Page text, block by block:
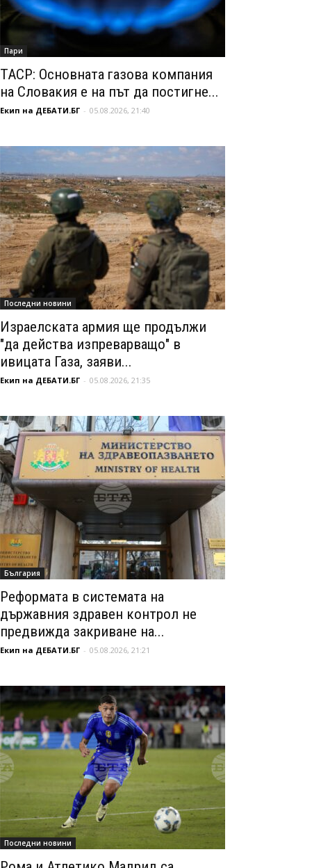
Пари
ТАСР: Основната газова компания
на Словакия е на път да постигне...
Екип на ДЕБАТИ.БГ - 05.08.2026, 21:40
Последни новини
Израелската армия ще продължи
"да действа изпреварващо" в
ивицата Газа, заяви...
Екип на ДЕБАТИ.БГ - 05.08.2026, 21:35
България
Реформата в системата на
държавния здравен контрол не
предвижда закриване на...
Екип на ДЕБАТИ.БГ - 05.08.2026, 21:21
Последни новини